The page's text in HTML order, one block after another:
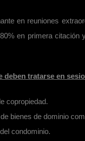
en reuniones
en primera
deben tratarse en
copropiedad.
bienes de dominio
condominio.